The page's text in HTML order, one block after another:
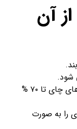
آن
شود.
به کارگیری کودهای شیمیایی برای برگ های چای تا ۷۰ %
را به صورت